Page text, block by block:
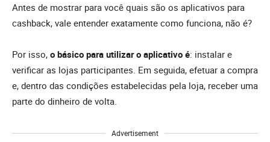
Antes de mostrar para você quais são os aplicativos para
cashback, vale entender exatamente como funciona, não é?
Por isso, o básico para utilizar o aplicativo é: instalar e
verificar as lojas participantes. Em seguida, efetuar a compra
e, dentro das condições estabelecidas pela loja, receber uma
parte do dinheiro de volta.
Advertisement